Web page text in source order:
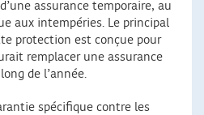
assurance temporaire, au
aux intempéries. Le principal
protection est conçue pour
remplacer une assurance
de l’année.
spécifique contre les